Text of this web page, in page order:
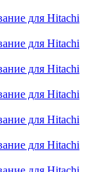
для Hitachi
для Hitachi
для Hitachi
для Hitachi
для Hitachi
для Hitachi